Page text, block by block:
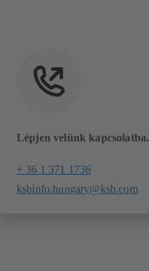
Lépjen velünk kapcsolatba.
+ 36 1 371 1736
ksbinfo.hungary@ksb.com